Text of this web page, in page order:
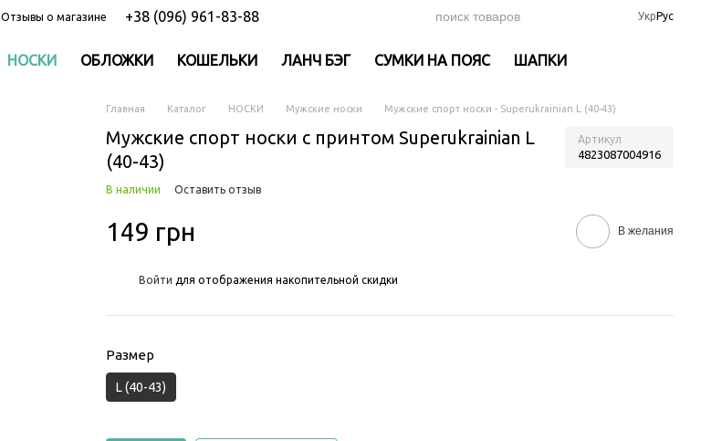
Отзывы о магазине +38 (096) 961-83-88 УкрРус
НОСКИ ОБЛОЖКИ КОШЕЛЬКИ ЛАНЧ БЭГ СУМКИ НА ПОЯС ШАПКИ
Главная Каталог НОСКИ Мужские носки Мужские спорт носки - Superukrainian L (40-43)
Мужские спорт носки с принтом Superukrainian L
(40-43)
Артикул
4823087004916
В наличии Оставить отзыв
149 грн В желания
Войти для отображения накопительной скидки
Размер
L (40-43)